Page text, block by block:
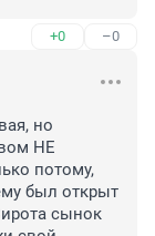
+0 –0
но
НЕ
потому,
был открыт
сынок